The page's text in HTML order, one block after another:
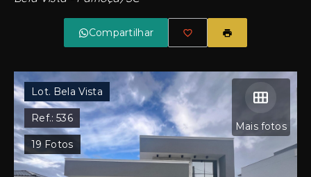
Compartilhar
Mais fotos
Lot. Bela Vista
Ref.:536
19 Fotos